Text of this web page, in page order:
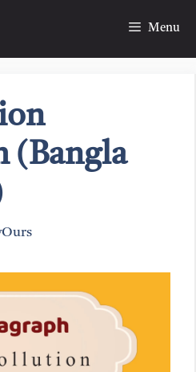
Menu
(Bangla